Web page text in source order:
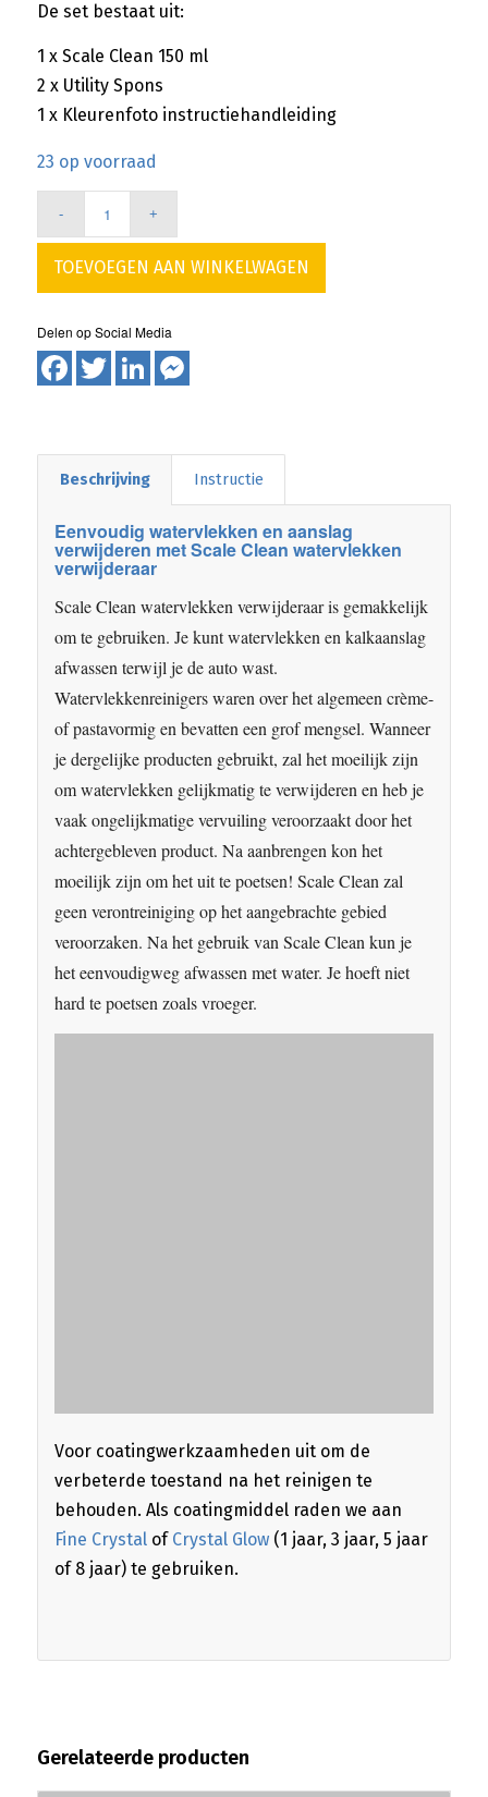
De set bestaat uit:
1 x Scale Clean 150 ml
2 x Utility Spons
1 x Kleurenfoto instructiehandleiding
23 op voorraad
TOEVOEGEN AAN WINKELWAGEN
Facebook
TwitterLinkedIn
Messenger
Beschrijving Instructie
Eenvoudig watervlekken en aanslag
verwijderen met Scale Clean watervlekken
verwijderaar
Scale Clean watervlekken verwijderaar is gemakkelijk
om te gebruiken. Je kunt watervlekken en kalkaanslag
afwassen terwijl je de auto wast.
Watervlekkenreinigers waren over het algemeen crème-
of pastavormig en bevatten een grof mengsel. Wanneer
je dergelijke producten gebruikt, zal het moeilijk zijn
om watervlekken gelijkmatig te verwijderen en heb je
vaak ongelijkmatige vervuiling veroorzaakt door het
achtergebleven product. Na aanbrengen kon het
moeilijk zijn om het uit te poetsen! Scale Clean zal
geen verontreiniging op het aangebrachte gebied
veroorzaken. Na het gebruik van Scale Clean kun je
het eenvoudigweg afwassen met water. Je hoeft niet
hard te poetsen zoals vroeger.
Voor coatingwerkzaamheden uit om de
verbeterde toestand na het reinigen te
behouden. Als coatingmiddel raden we aan
Fine Crystalof Crystal Glow(1 jaar, 3 jaar, 5 jaar
of 8 jaar) te gebruiken.
Gerelateerde producten